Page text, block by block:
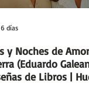
y Noches de
(Eduardo
de Libros |
días